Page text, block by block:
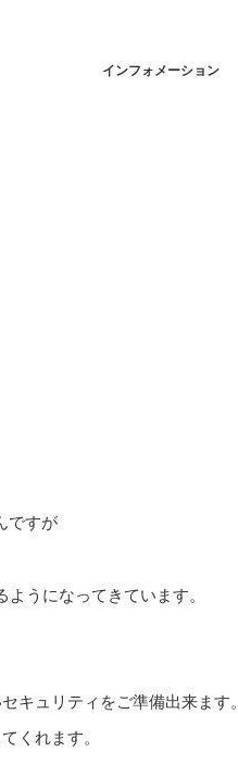
インフォメーション
ですが
うになってきています。
キュリティをご準備出来ます。
くれます。